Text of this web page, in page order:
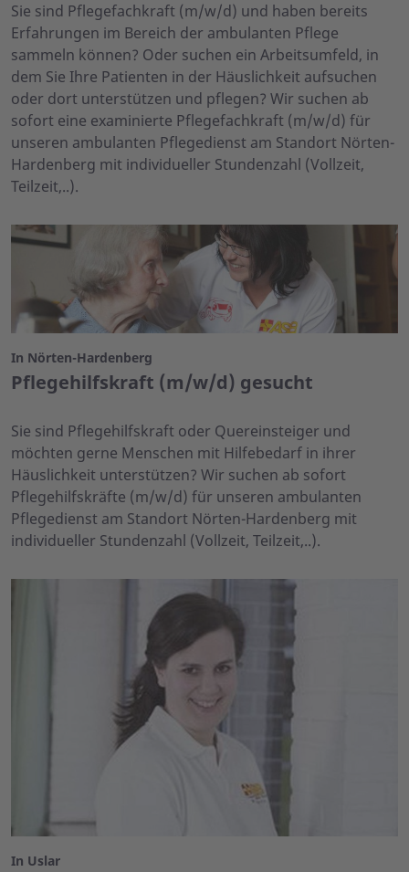
Sie sind Pflegefachkraft (m/w/d) und haben bereits
Erfahrungen im Bereich der ambulanten Pflege
sammeln können? Oder suchen ein Arbeitsumfeld, in
dem Sie Ihre Patienten in der Häuslichkeit aufsuchen
oder dort unterstützen und pflegen? Wir suchen ab
sofort eine examinierte Pflegefachkraft (m/w/d) für
unseren ambulanten Pflegedienst am Standort Nörten-
Hardenberg mit individueller Stundenzahl (Vollzeit,
Teilzeit,..).
In Nörten-Hardenberg
Pflegehilfskraft (m/w/d) gesucht
Sie sind Pflegehilfskraft oder Quereinsteiger und
möchten gerne Menschen mit Hilfebedarf in ihrer
Häuslichkeit unterstützen? Wir suchen ab sofort
Pflegehilfskräfte (m/w/d) für unseren ambulanten
Pflegedienst am Standort Nörten-Hardenberg mit
individueller Stundenzahl (Vollzeit, Teilzeit,..).
In Uslar